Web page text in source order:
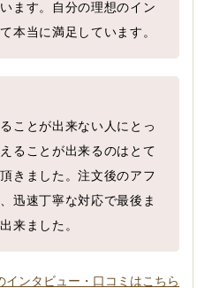
ます。自分の理想のイン
本当に満足しています。
ことが出来ない人にとっ
ることが出来るのはとて
きました。注文後のアフ
迅速丁寧な対応で最後ま
来ました。
インタビュー・口コミはこちら